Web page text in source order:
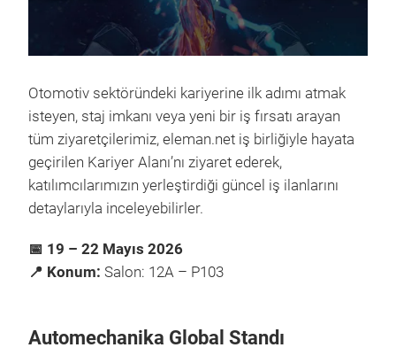
Otomotiv sektöründeki kariyerine ilk adımı atmak
isteyen, staj imkanı veya yeni bir iş fırsatı arayan
tüm ziyaretçilerimiz, eleman.net iş birliğiyle hayata
geçirilen Kariyer Alanı’nı ziyaret ederek,
katılımcılarımızın yerleştirdiği güncel iş ilanlarını
detaylarıyla inceleyebilirler.
📅 19 – 22 Mayıs 2026
📍 Konum: Salon: 12A – P103
Automechanika Global Standı